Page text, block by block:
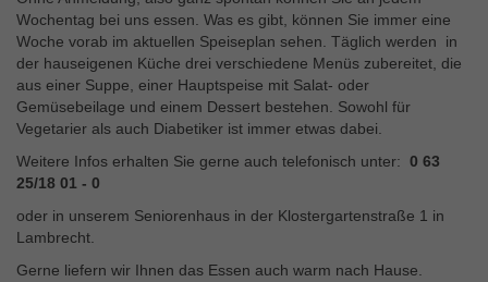
Wochentag bei uns essen. Was es gibt, können Sie immer eine
Woche vorab im aktuellen Speiseplan sehen. Täglich werden in
der hauseigenen Küche drei verschiedene Menüs zubereitet, die
aus einer Suppe, einer Hauptspeise mit Salat- oder
Gemüsebeilage und einem Dessert bestehen. Sowohl für
Vegetarier als auch Diabetiker ist immer etwas dabei.
Weitere Infos erhalten Sie gerne auch telefonisch unter: 0 63
25/18 01 - 0
oder in unserem Seniorenhaus in der Klostergartenstraße 1 in
Lambrecht.
Gerne liefern wir Ihnen das Essen auch warm nach Hause.